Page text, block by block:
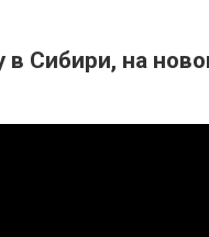
Сибири, на